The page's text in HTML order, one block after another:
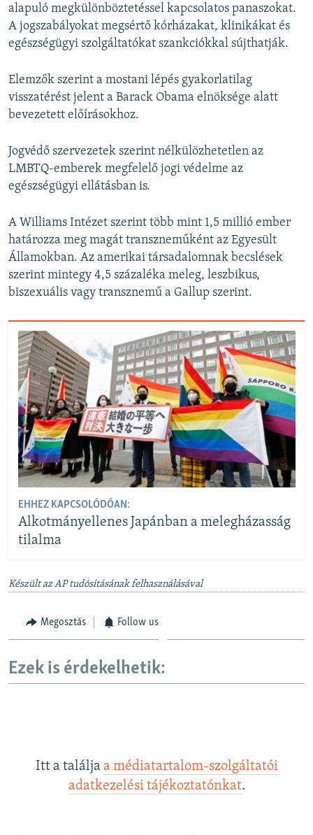
alapuló megkülönböztetéssel kapcsolatos panaszokat.
A jogszabályokat megsértő kórházakat, klinikákat és
egészségügyi szolgáltatókat szankciókkal sújthatják.
Elemzők szerint a mostani lépés gyakorlatilag
visszatérést jelent a Barack Obama elnöksége alatt
bevezetett előírásokhoz.
Jogvédő szervezetek szerint nélkülözhetetlen az
LMBTQ-emberek megfelelő jogi védelme az
egészségügyi ellátásban is.
A Williams Intézet szerint több mint 1,5 millió ember
határozza meg magát transzneműként az Egyesült
Államokban. Az amerikai társadalomnak becslések
szerint mintegy 4,5 százaléka meleg, leszbikus,
biszexuális vagy transznemű a Gallup szerint.
EHHEZ KAPCSOLÓDÓAN:
Alkotmányellenes Japánban a melegházasság
tilalma
Készült az AP tudósításának felhasználásával
Megosztás Follow us
Ezek is érdekelhetik:
Itt a találja a médiatartalom-szolgáltatói
adatkezelési tájékoztatónkat.